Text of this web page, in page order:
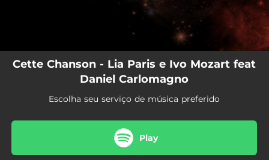
Cette Chanson - Lia Paris e Ivo Mozart feat
Daniel Carlomagno
Escolha seu serviço de música preferido
Play